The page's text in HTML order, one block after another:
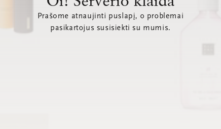
Prašome atnaujinti puslapį, o problemai
pasikartojus susisiekti su mumis.